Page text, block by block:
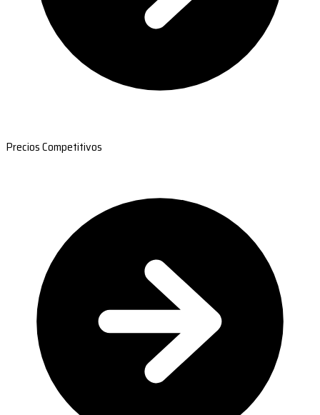
Precios Competitivos